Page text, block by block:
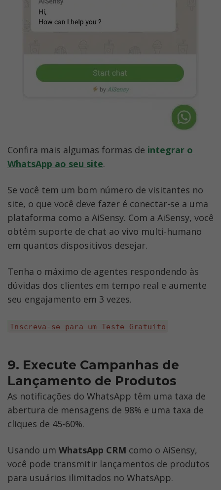
Confira mais algumas formas de integrar o
WhatsApp ao seu site.
Se você tem um bom número de visitantes no
site, o que você deve fazer é conectar-se a uma
plataforma como a AiSensy. Com a AiSensy, você
obtém suporte de chat ao vivo multi-humano
em quantos dispositivos desejar.
Tenha o máximo de agentes respondendo às
dúvidas dos clientes em tempo real e aumente
seu engajamento em 3 vezes.
Inscreva-se para um Teste Gratuito
9. Execute Campanhas de
Lançamento de Produtos
As notificações do WhatsApp têm uma taxa de
abertura de mensagens de 98% e uma taxa de
cliques de 45-60%.
Usando um WhatsApp CRM como o AiSensy,
você pode transmitir lançamentos de produtos
para usuários ilimitados no WhatsApp.